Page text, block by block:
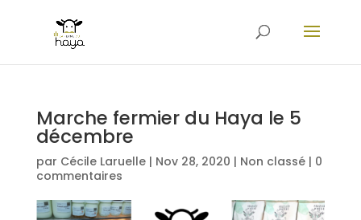
Marche fermier du Haya le 5
décembre
par Cécile Laruelle| Nov 28, 2020 | Non classé| 0
commentaires